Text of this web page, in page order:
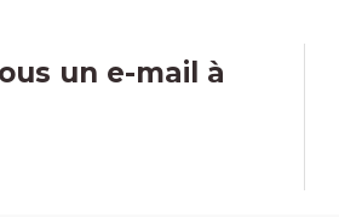
un e-mail à